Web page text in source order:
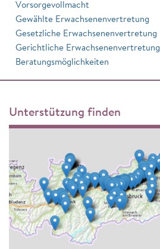
Vorsorgevollmacht
Gewählte Erwachsenenvertretung
Gesetzliche Erwachsenenvertretung
Gerichtliche Erwachsenenvertretung
Beratungsmöglichkeiten
Unterstützung finden